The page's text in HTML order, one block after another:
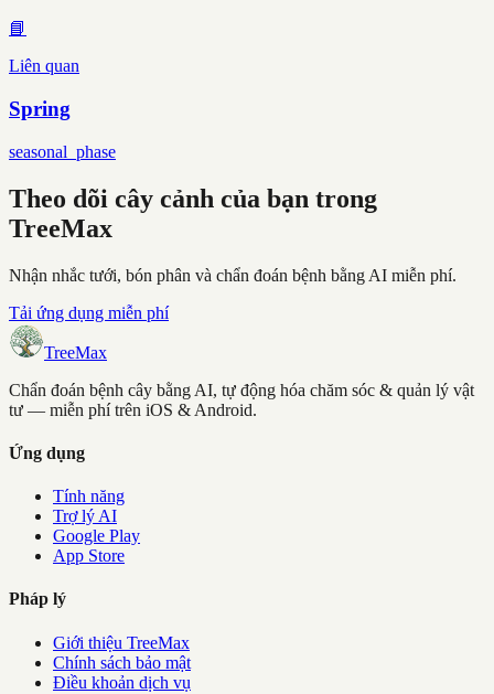
📘
Liên quan
Spring
seasonal_phase
Theo dõi cây cảnh của bạn trong
TreeMax
Nhận nhắc tưới, bón phân và chẩn đoán bệnh bằng AI miễn phí.
Tải ứng dụng miễn phí
TreeMax
Chẩn đoán bệnh cây bằng AI, tự động hóa chăm sóc & quản lý vật
tư — miễn phí trên iOS & Android.
Ứng dụng
Tính năng
Trợ lý AI
Google Play
App Store
Pháp lý
Giới thiệu TreeMax
Chính sách bảo mật
Điều khoản dịch vụ